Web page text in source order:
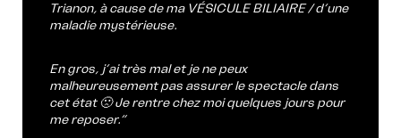
Trianon, à cause de ma VÉSICULE BILIAIRE / d’une
maladie mystérieuse.
En gros, j’ai très mal et je ne peux
malheureusement pas assurer le spectacle dans
cet état 🙁 Je rentre chez moi quelques jours pour
me reposer.”